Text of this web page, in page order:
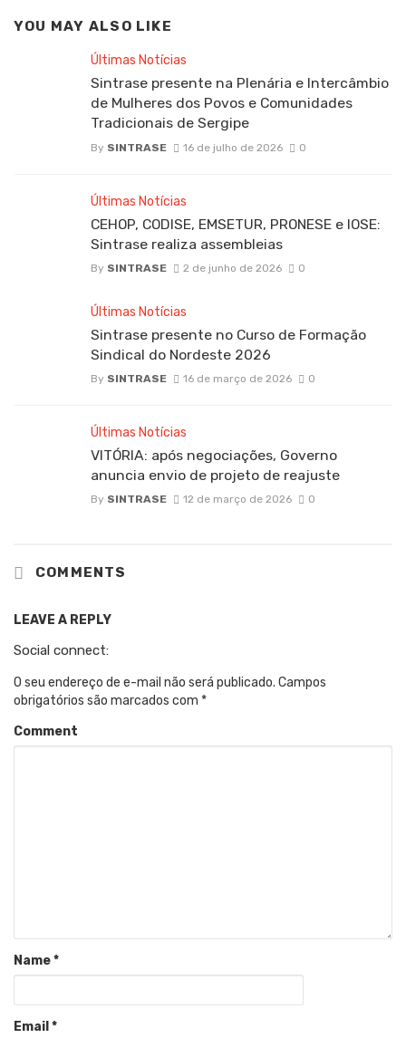
YOU MAY ALSO LIKE
Últimas Notícias
Sintrase presente na Plenária e Intercâmbio
de Mulheres dos Povos e Comunidades
Tradicionais de Sergipe
By SINTRASE 16 de julho de 2026 0
Últimas Notícias
CEHOP, CODISE, EMSETUR, PRONESE e IOSE:
Sintrase realiza assembleias
By SINTRASE 2 de junho de 2026 0
Últimas Notícias
Sintrase presente no Curso de Formação
Sindical do Nordeste 2026
By SINTRASE 16 de março de 2026 0
Últimas Notícias
VITÓRIA: após negociações, Governo
anuncia envio de projeto de reajuste
By SINTRASE 12 de março de 2026 0
COMMENTS
LEAVE A REPLY
Social connect:
O seu endereço de e-mail não será publicado. Campos
obrigatórios são marcados com *
Comment
Name*
Email *